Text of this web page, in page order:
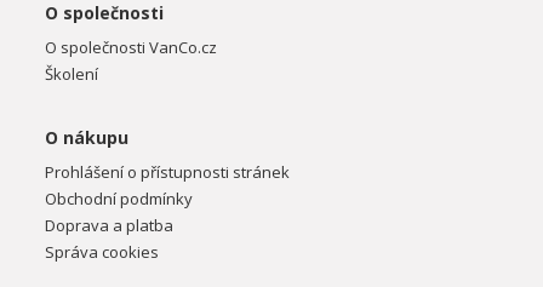
O společnosti
O společnosti VanCo.cz
Školení
O nákupu
Prohlášení o přístupnosti stránek
Obchodní podmínky
Doprava a platba
Správa cookies